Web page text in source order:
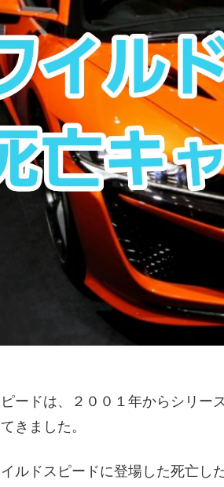
ードは、２００１年からシリ
きました。
ルドスピードに登場した死亡し